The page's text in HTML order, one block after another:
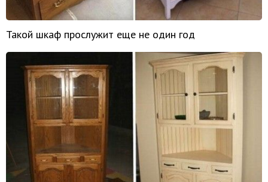
Такой шкаф прослужит еще не один год